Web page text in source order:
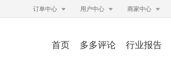
订单中心  用户中心  商家中心 
首页 多多评论 行业报告